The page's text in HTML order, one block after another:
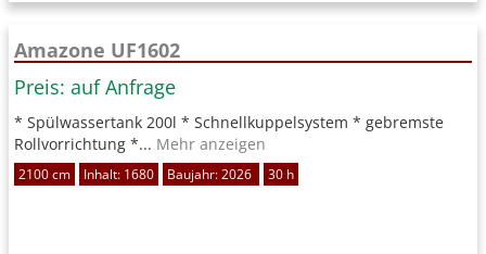
Amazone UF1602
Preis: auf Anfrage
* Spülwassertank 200l * Schnellkuppelsystem * gebremste
Rollvorrichtung *... Mehr anzeigen
2100 cm Inhalt: 1680 Baujahr: 2026 30 h